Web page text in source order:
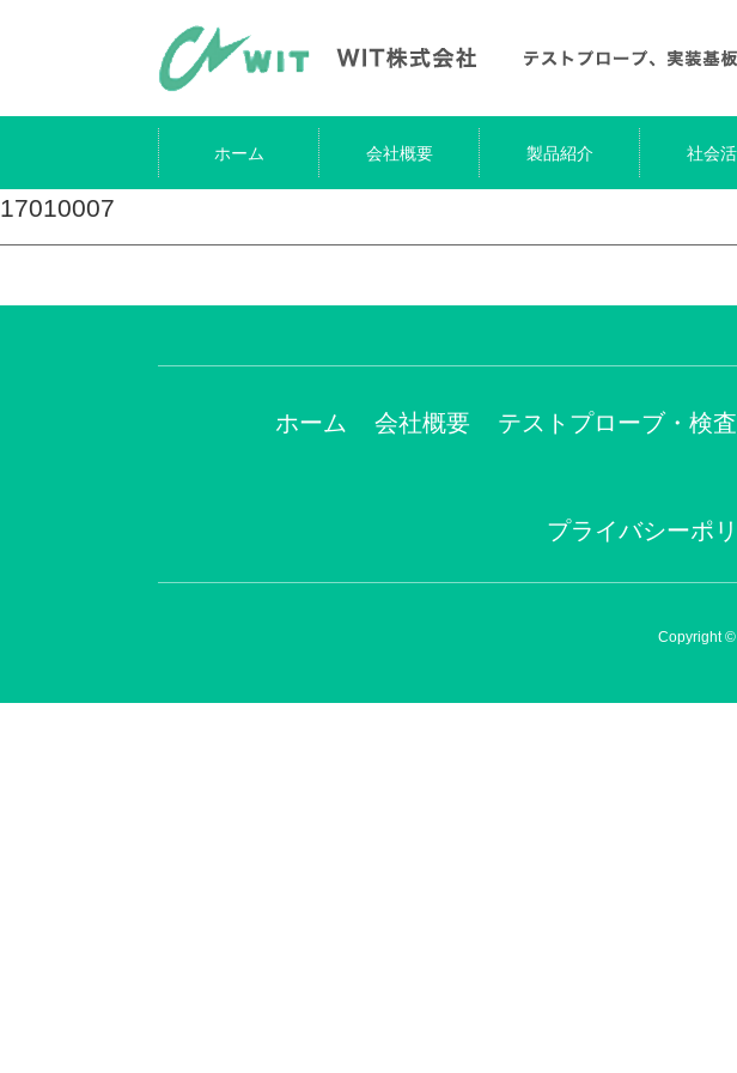
ホーム 会社概要 製品紹介 社会
17010007
ホーム 会社概要 テストプローブ・検
プライバシーポ
Copyright ©